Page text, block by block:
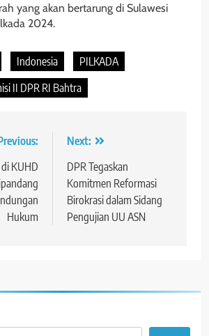
yang akan bertarung di Sulawesi
2024.
Indonesia
PILKADA
II DPR RI Bahtra
KUHD
Hukum
Next:
DPR Tegaskan
Komitmen Reformasi
Birokrasi dalam Sidang
Pengujian UU ASN